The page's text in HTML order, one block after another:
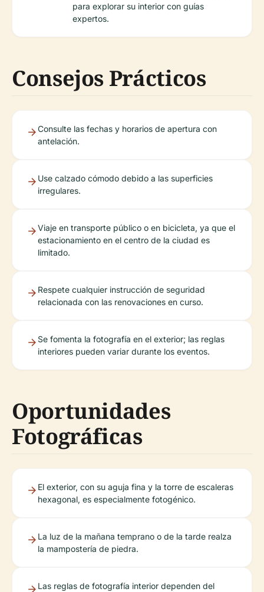
para explorar su interior con guías
expertos.
Consejos Prácticos
Consulte las fechas y horarios de apertura con
antelación.
Use calzado cómodo debido a las superficies
irregulares.
Viaje en transporte público o en bicicleta, ya que el
estacionamiento en el centro de la ciudad es
limitado.
Respete cualquier instrucción de seguridad
relacionada con las renovaciones en curso.
Se fomenta la fotografía en el exterior; las reglas
interiores pueden variar durante los eventos.
Oportunidades
Fotográficas
El exterior, con su aguja fina y la torre de escaleras
hexagonal, es especialmente fotogénico.
La luz de la mañana temprano o de la tarde realza
la mampostería de piedra.
Las reglas de fotografía interior dependen del